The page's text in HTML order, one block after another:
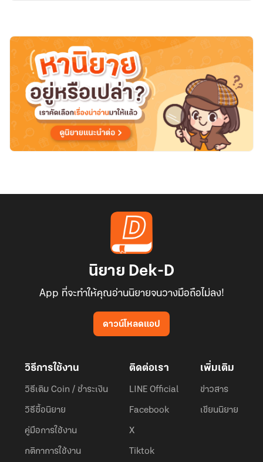
มหาสมุทร
แห่ง
ดวงดาว
นิยาย Dek-D
App ที่จะทำให้คุณอ่านนิยายจนวางมือถือไม่ลง!
ดาวน์โหลดแอป
วิธีการใช้งาน
วิธีเติม Coin / ชำระเงิน
วิธีซื้อนิยาย
คู่มือการใช้งาน
กติกาการใช้งาน
ติดต่อเรา
LINE Official
Facebook
X
Tiktok
เพิ่มเติม
ข่าวสาร
เขียนนิยาย